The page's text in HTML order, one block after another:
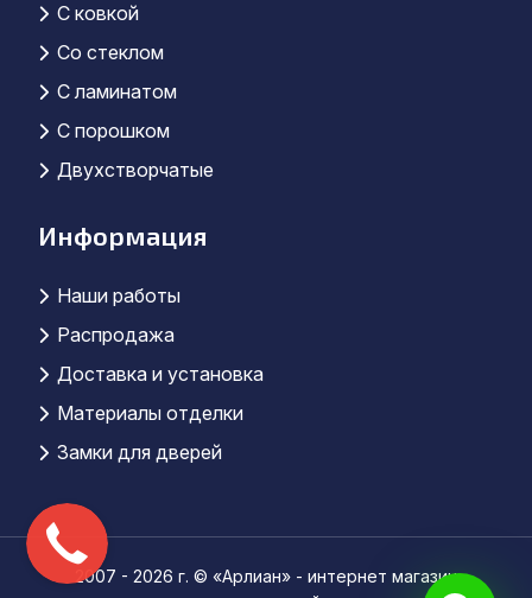
С ковкой
Со стеклом
С ламинатом
С порошком
Двухстворчатые
Информация
Наши работы
Распродажа
Доставка и установка
Материалы отделки
Замки для дверей
2007 - 2026 г. © «Арлиан» - интернет магазин